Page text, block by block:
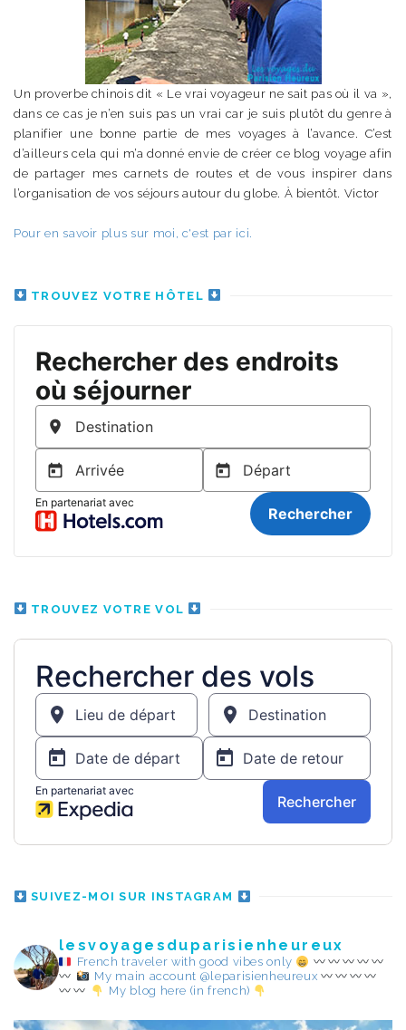
Un proverbe chinois dit « Le vrai voyageur ne sait pas où il va »,
dans ce cas je n’en suis pas un vrai car je suis plutôt du genre à
planifier une bonne partie de mes voyages à l’avance. C’est
d’ailleurs cela qui m’a donné envie de créer ce blog voyage afin
de partager mes carnets de routes et de vous inspirer dans
l’organisation de vos séjours autour du globe. À bientôt. Victor
Pour en savoir plus sur moi, c'est par ici.
TROUVEZ VOTRE HÔTEL
TROUVEZ VOTRE VOL
SUIVEZ-MOI SUR INSTAGRAM
lesvoyagesduparisienheureux
French traveler with good vibes only
My main account @leparisienheureux
My blog here (in french)